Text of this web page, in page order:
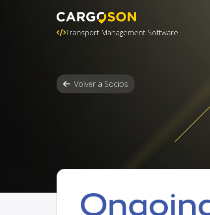
Transport Management Software
Volver a Socios